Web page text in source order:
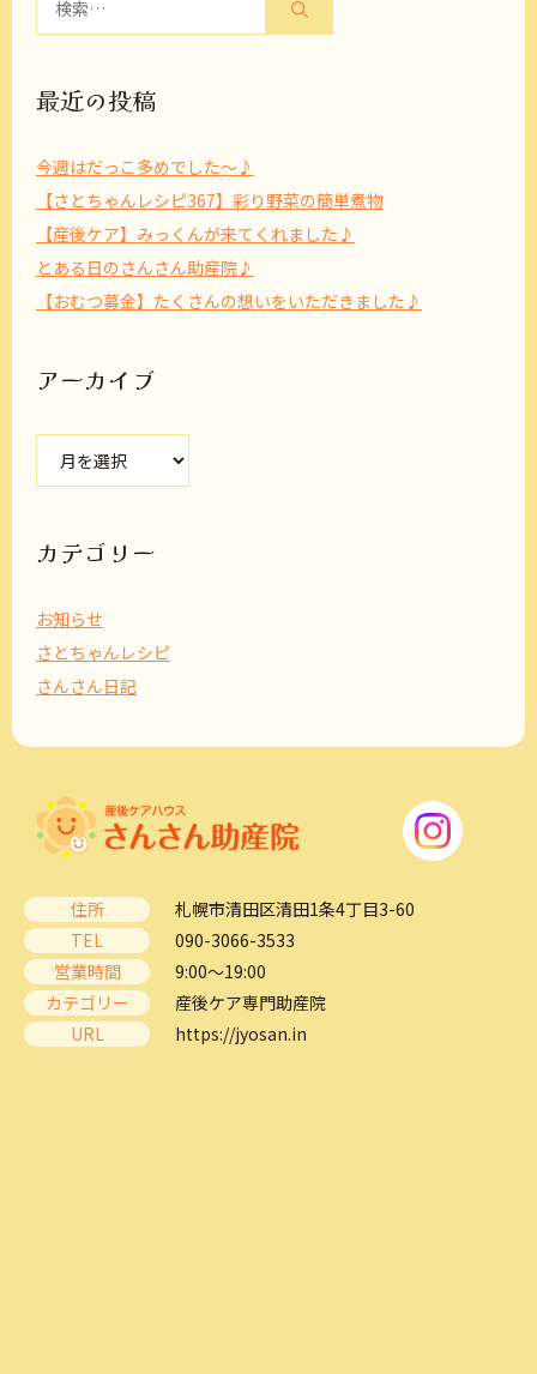
最近の投稿
今週はだっこ多めでした～♪
【さとちゃんレシピ367】彩り野菜の簡単煮物
【産後ケア】みっくんが来てくれました♪
とある日のさんさん助産院♪
【おむつ募金】たくさんの想いをいただきました♪
アーカイブ
カ
ブ
カテゴリー
お知らせ
さとちゃんレシピ
さんさん日記
住所
札幌市清田区清田1条4丁目3-60
TEL
090-3066-3533
営業時間
9:00～19:00
カテゴリー
産後ケア専門助産院
URL
https://jyosan.in